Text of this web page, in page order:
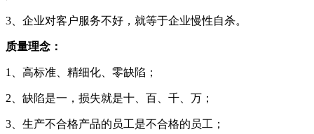
3、企业对客户服务不好，就等于企业慢性自杀。
质量理念：
1、高标准、精细化、零缺陷；
2、缺陷是一，损失就是十、百、千、万；
3、生产不合格产品的员工是不合格的员工；